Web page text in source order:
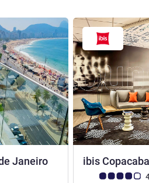
Janeiro
ibis
Nota clientes